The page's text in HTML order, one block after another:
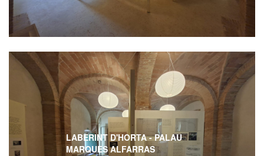
LABERINT D'HORTA - PALAU
MARQUES ALFARRAS